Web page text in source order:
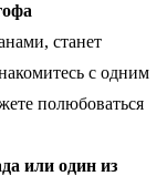
станет
с одним
полюбоваться
или один из